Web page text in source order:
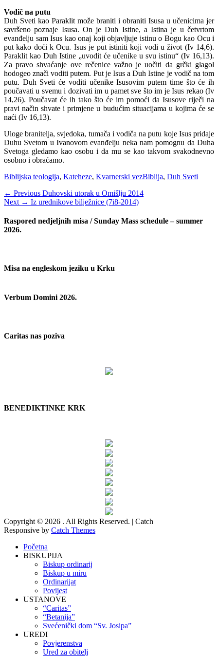
Vodič na putu
Duh Sveti kao Paraklit može braniti i obraniti Isusa u učenicima jer
savršeno poznaje Isusa. On je Duh Istine, a Istina je u četvrtom
evanđelju sam Isus kao onaj koji objavljuje istinu o Bogu kao Ocu i
put kako doći k Ocu. Isus je put istiniti koji vodi u život (Iv 14,6).
Paraklit kao Duh Istine „uvodit će učenike u svu istinu“ (Iv 16,13).
Za pravo shvaćanje ove rečenice važno je uočiti da grčki glagol
hodogeo znači voditi putem. Put je Isus a Duh Istine je vodič na tom
putu. Duh Sveti će voditi učenike Isusovim putem time što će ih
poučavati u svemu i dozivati im u pamet sve što im je Isus rekao (Iv
14,26). Poučavat će ih tako što će im pomoći da Isusove riječi na
pravi način shvate i primjene u budućim situacijama u kojima će se
naći (Iv 16,13).
Uloge branitelja, svjedoka, tumača i vodiča na putu koje Isus pridaje
Duhu Svetom u Ivanovom evanđelju neka nam pomognu da Duha
Svetoga gledamo kao osobu i da mu se kao takvom svakodnevno
osobno i obraćamo.
Categories
Biblijska teologija, Kateheze, Kvarnerski vezTags
Biblija, Duh Sveti
Navigacija
objava
← Previous Previous
post:
Duhovski utorak u Omišlju 2014
Next → Next
Iz urednikove bilježnice (7i8-2014)
Raspored nedjeljnih misa / Sunday Mass schedule – summer
2026.
Misa na engleskom jeziku u Krku
Verbum Domini 2026.
Caritas nas poziva
BENEDIKTINKE KRK
Copyright © 2026 . All Rights Reserved. | Catch
Responsive by Catch Themes
Početna
BISKUPIJA
Biskup ordinarij
Biskup u miru
Ordinarijat
Povijest
USTANOVE
“Caritas”
“Betanija”
Svećenički dom “Sv. Josipa”
UREDI
Povjerenstva
Ured za obitelj